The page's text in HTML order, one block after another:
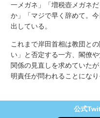
一メガネ」「増税壺メガネ
か」「マジで早く辞めて。
出している。
これまで岸田首相は教団と
い」と否定する一方、閣僚
関係の見直しを求めていた
明責任が問われることになり
公式